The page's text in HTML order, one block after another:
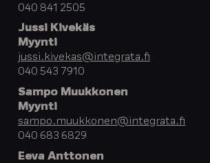
040 841 2505
Jussi Kivekäs
Myynti
jussi.kivekas@integrata.fi
040 543 7910
Sampo Muukkonen
Myynti
sampo.muukkonen@integrata.fi
040 683 6829
Eeva Anttonen